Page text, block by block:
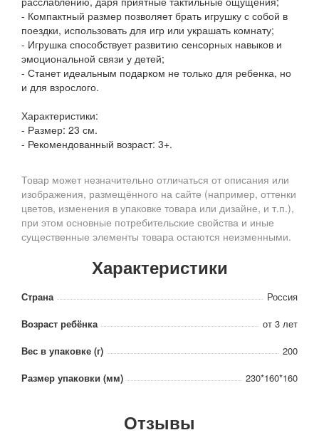
- Компактный размер позволяет брать игрушку с собой в
поездки, использовать для игр или украшать комнату;
- Игрушка способствует развитию сенсорных навыков и
эмоциональной связи у детей;
- Станет идеальным подарком не только для ребенка, но
и для взрослого.
Характеристики:
- Размер: 23 см.
- Рекомендованный возраст: 3+.
Товар может незначительно отличаться от описания или
изображения, размещённого на сайте (например, оттенки
цветов, изменения в упаковке товара или дизайне, и т.п.),
при этом основные потребительские свойства и иные
существенные элементы товара остаются неизменными.
Характеристики
Страна
Россия
Возраст ребёнка
от 3 лет
Вес в упаковке (г)
200
Размер упаковки (мм)
230*160*160
Отзывы